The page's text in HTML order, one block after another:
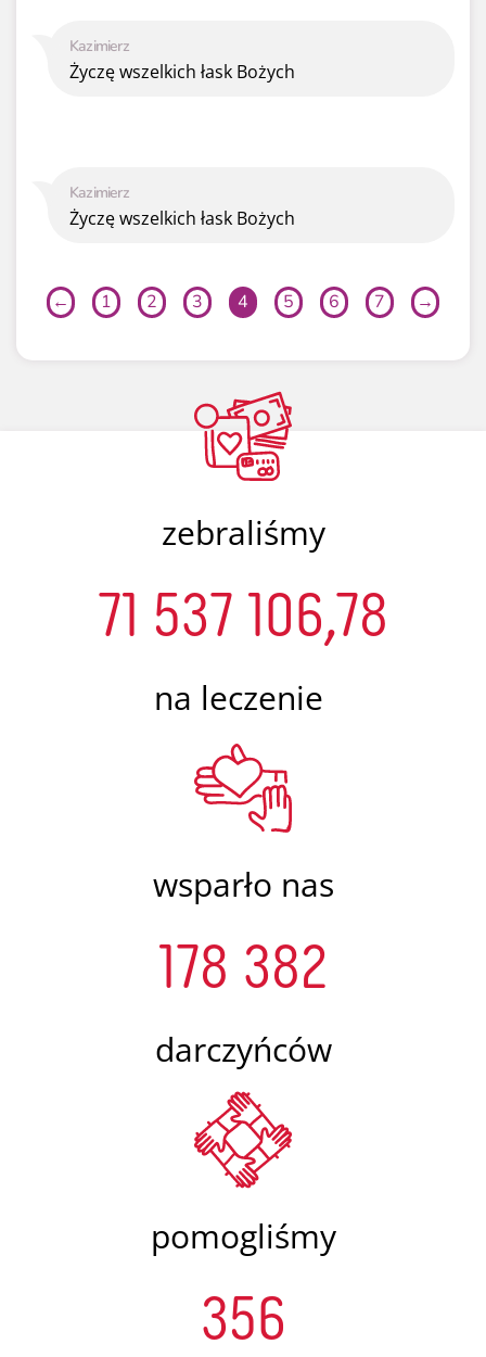
Kazimierz
Życzę wszelkich łask Bożych
Kazimierz
Życzę wszelkich łask Bożych
← 1 2 3 4 5 6 7 →
zebraliśmy
71 537 106,78
na leczenie
wsparło nas
178 382
darczyńców
pomogliśmy
356